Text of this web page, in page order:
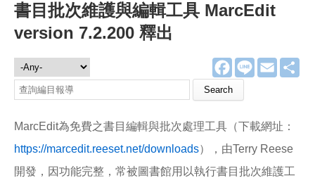
書目批次維護與編輯工具 MarcEdit
version 7.2.200 釋出
F
a
e
o
k
L
E
m
編目報導
MarcEdit為免費之書目編輯與批次處理工具（下載網址：
https://marcedit.reeset.net/downloads），由Terry Reese
開發，因功能完整，常被圖書館用以執行書目批次維護工